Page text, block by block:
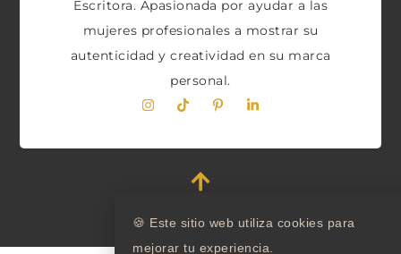
Escritora. Apasionada por ayudar a las
mujeres profesionales a mostrar su
autenticidad y creatividad en su marca
personal.
🍪 Este sitio web utiliza cookies para
mejorar tu experiencia.